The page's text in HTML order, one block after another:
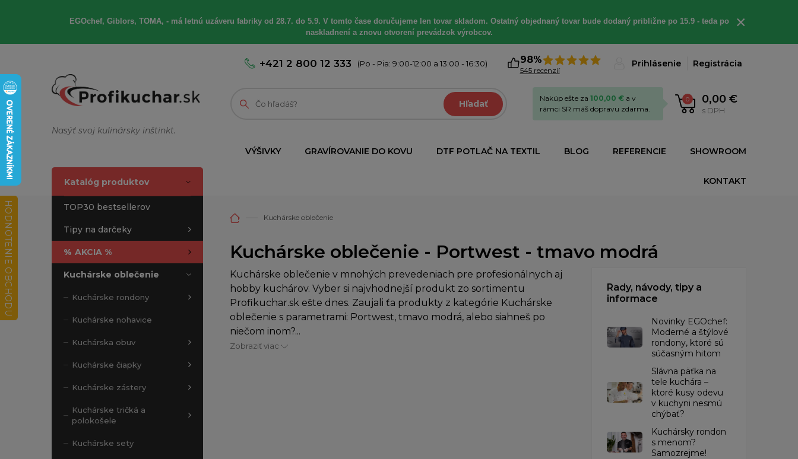
EGOchef, Giblors, TOMA, - má letnú uzáveru fabriky od 28.7. do 5.9. V tomto čase doručujeme len tovar skladom. Ostatný objednaný tovar bude dodaný približne po 15.9 - teda po
naskladnení a znovu otvorení prevádzok výrobcov.
×
Nasýť svoj kulinársky inštinkt.
+421 2 800 12 333 (Po - Pia: 9:00-12:00 a 13:00 - 16:30) 98%
545 recenzií
Prihlásenie Registrácia
Hľadať 0 0,00 €
s DPH
Nakúp ešte za 100,00 € a v
rámci SR máš dopravu zdarma.
VÝŠIVKY GRAVÍROVANIE DO KOVU DTF POTLAČ NA TEXTIL BLOG REFERENCIE SHOWROOM
KONTAKT
Katalóg produktov
TOP30 bestsellerov
Tipy na darčeky
% AKCIA %
Kuchárske oblečenie
Kuchárske rondony
Kuchárske nohavice
Kuchárska obuv
Kuchárske čiapky
Kuchárske zástery
Kuchárske tričká a
polokošele
Kuchárske sety
Kuchárske oblečenie
Kuchárske oblečenie - Portwest - tmavo modrá
Kuchárske oblečenie v mnohých prevedeniach pre profesionálnych aj
hobby kuchárov. Vyber si najvhodnejší produkt zo sortimentu
Profikuchar.sk ešte dnes. Zaujali ťa produkty z kategórie Kuchárske
oblečenie s parametrami: Portwest, tmavo modrá, alebo siahneš po
niečom inom?...
Zobraziť viac
Rady, návody, tipy a
informace
Novinky EGOchef:
Moderné a štýlové
rondony, ktoré sú
súčasným hitom
Slávna päťka na
tele kuchára –
ktoré kusy odevu
v kuchyni nesmú
chýbať?
Kuchársky rondon
s menom?
Samozrejme!
HODNOTENIE OBCHODU